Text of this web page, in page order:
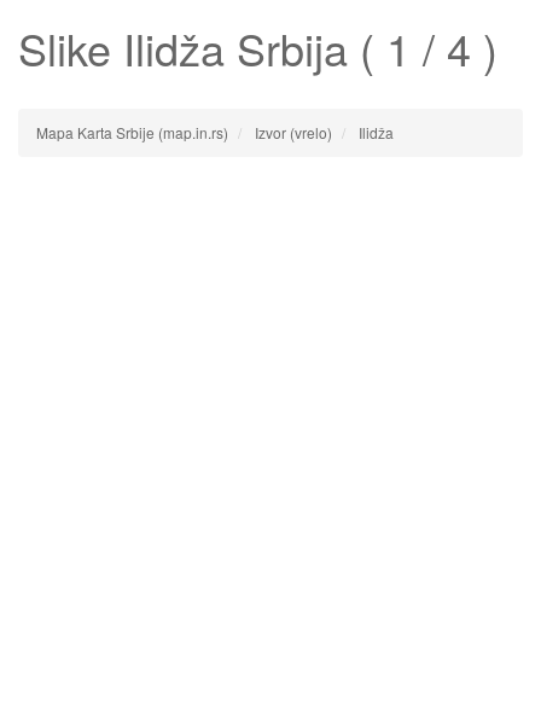
Slike Ilidža Srbija ( 1 / 4 )
Mapa Karta Srbije (map.in.rs) Izvor (vrelo) Ilidža